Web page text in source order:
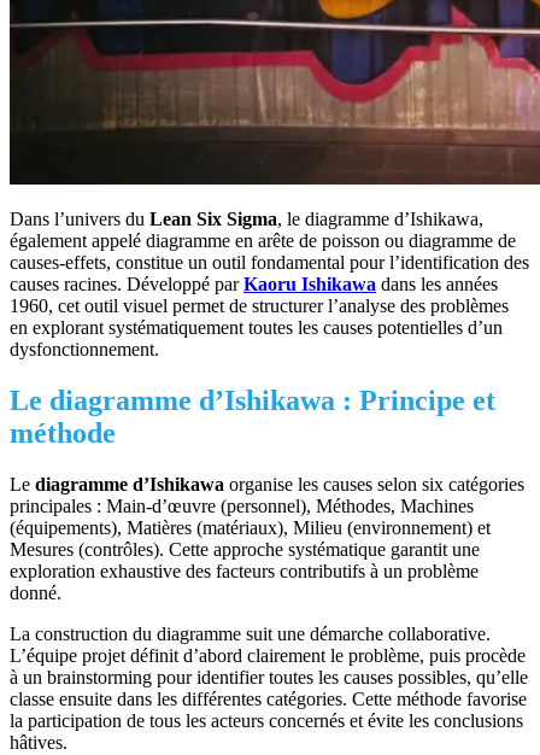
Dans l’univers du Lean Six Sigma, le diagramme d’Ishikawa,
également appelé diagramme en arête de poisson ou diagramme de
causes-effets, constitue un outil fondamental pour l’identification des
causes racines. Développé parKaoru Ishikawa dans les années
1960, cet outil visuel permet de structurer l’analyse des problèmes
en explorant systématiquement toutes les causes potentielles d’un
dysfonctionnement.
Le diagramme d’Ishikawa : Principe et
méthode
Le diagramme d’Ishikawa organise les causes selon six catégories
principales : Main-d’œuvre (personnel), Méthodes, Machines
(équipements), Matières (matériaux), Milieu (environnement) et
Mesures (contrôles). Cette approche systématique garantit une
exploration exhaustive des facteurs contributifs à un problème
donné.
La construction du diagramme suit une démarche collaborative.
L’équipe projet définit d’abord clairement le problème, puis procède
à un brainstorming pour identifier toutes les causes possibles, qu’elle
classe ensuite dans les différentes catégories. Cette méthode favorise
la participation de tous les acteurs concernés et évite les conclusions
hâtives.